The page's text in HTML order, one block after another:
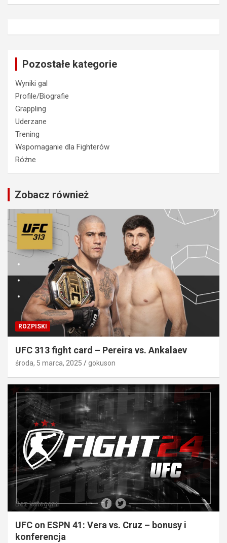
Pozostałe kategorie
Wyniki gal
Profile/Biografie
Grappling
Uderzane
Trening
Wspomaganie dla Fighterów
Różne
Zobacz również
ROZPISKI
UFC 313 fight card – Pereira vs. Ankalaev
środa, 5 marca, 2025 gokuson
Bez kategorii
UFC on ESPN 41: Vera vs. Cruz – bonusy i
konferencja